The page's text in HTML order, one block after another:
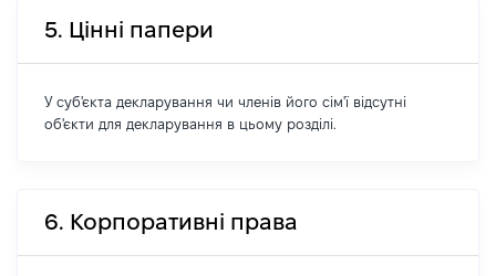
5. Цінні папери
У суб'єкта декларування чи членів його сім'ї відсутні
об'єкти для декларування в цьому розділі.
6. Корпоративні права